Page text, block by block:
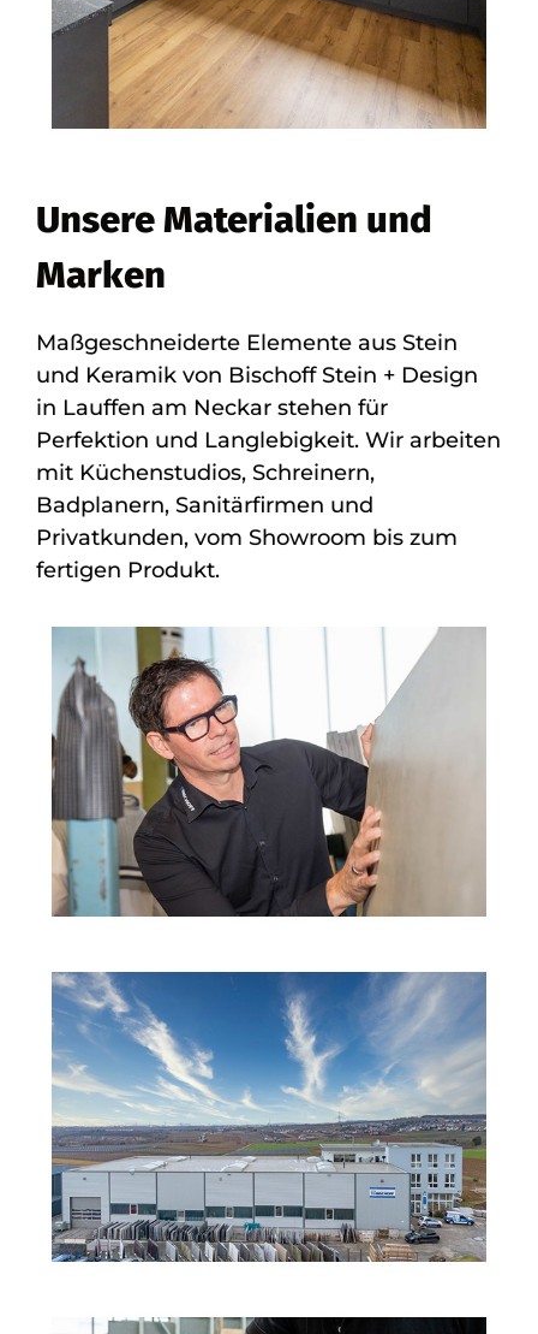
Unsere Materialien und
Marken
Maßgeschneiderte Elemente aus Stein
und Keramik von Bischoff Stein + Design
in Lauffen am Neckar stehen für
Perfektion und Langlebigkeit. Wir arbeiten
mit Küchenstudios, Schreinern,
Badplanern, Sanitärfirmen und
Privatkunden, vom Showroom bis zum
fertigen Produkt.